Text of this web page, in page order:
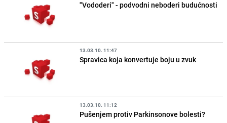
"Vododeri" - podvodni neboderi budućnosti
13.03.10. 11:47
Spravica koja konvertuje boju u zvuk
13.03.10. 11:12
Pušenjem protiv Parkinsonove bolesti?